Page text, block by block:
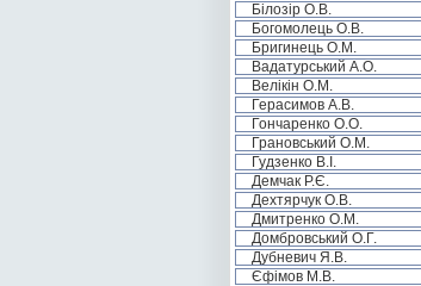
Білозір О.В.
Богомолець О.В.
Бригинець О.М.
Вадатурський А.О.
Велікін О.М.
Герасимов А.В.
Гончаренко О.О.
Грановський О.М.
Гудзенко В.І.
Демчак Р.Є.
Дехтярчук О.В.
Дмитренко О.М.
Домбровський О.Г.
Дубневич Я.В.
Єфімов М.В.